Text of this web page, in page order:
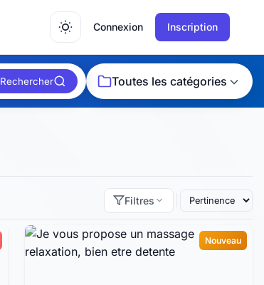
Connexion Inscription
Rechercher Toutes les catégories
Filtres
Nouveau